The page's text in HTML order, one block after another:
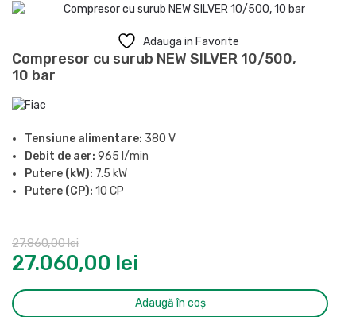
Adauga in Favorite
Compresor cu surub NEW SILVER 10/500,
10 bar
Tensiune alimentare: 380 V
Debit de aer: 965 l/min
Putere (kW): 7.5 kW
Putere (CP): 10 CP
Nivel de zgomot (LpA, la 4m):
Grad de protectie:IP54
Dimensiuni (L x l x H): 1935 x 610 x 1606 mm
Greutate:324 kg
27.060,00 lei
27.860,00lei
Adaugă în coș